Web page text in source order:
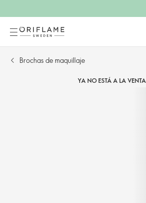
Brochas de maquillaje
YA NO ESTÁ A LA VENTA